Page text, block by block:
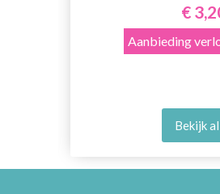
€
Aanbieding
Bekijk